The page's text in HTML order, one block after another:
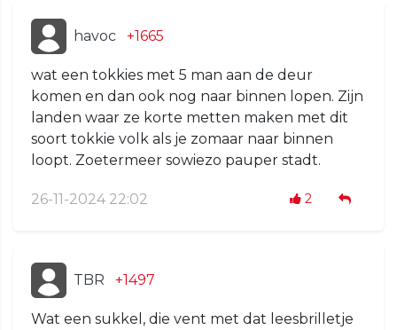
havoc +1665
wat een tokkies met 5 man aan de deur
komen en dan ook nog naar binnen lopen. Zijn
landen waar ze korte metten maken met dit
soort tokkie volk als je zomaar naar binnen
loopt. Zoetermeer sowiezo pauper stadt.
26-11-2024 22:02 2
TBR +1497
Wat een sukkel, die vent met dat leesbrilletje